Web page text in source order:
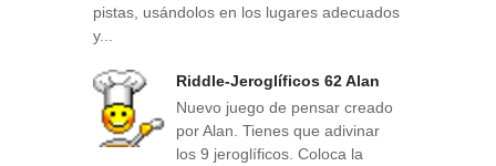
pistas, usándolos en los lugares adecuados
y...
Riddle-Jeroglíficos 62 Alan
Nuevo juego de pensar creado
por Alan. Tienes que adivinar
los 9 jeroglíficos. Coloca la